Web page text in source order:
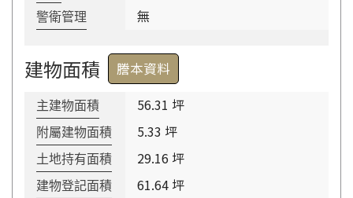
警衛管理 無
建物面積 謄本資料
主建物面積 56.31 坪
附屬建物面積 5.33 坪
土地持有面積 29.16 坪
建物登記面積 61.64 坪